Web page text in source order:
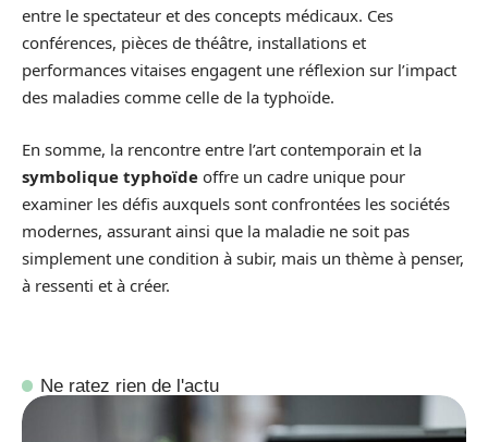
entre le spectateur et des concepts médicaux. Ces
conférences, pièces de théâtre, installations et
performances vitaises engagent une réflexion sur l’impact
des maladies comme celle de la typhoïde.
En somme, la rencontre entre l’art contemporain et la
symbolique typhoïde offre un cadre unique pour
examiner les défis auxquels sont confrontées les sociétés
modernes, assurant ainsi que la maladie ne soit pas
simplement une condition à subir, mais un thème à penser,
à ressenti et à créer.
Ne ratez rien de l'actu